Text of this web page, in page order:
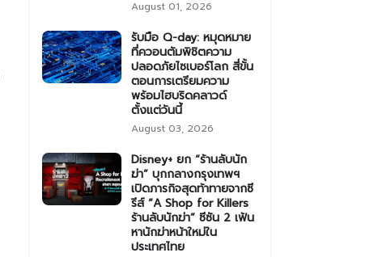
August 01, 2026
รับมือ Q-day: หมุดหมาย
ที่ควอนตัมพิชิตความ
ปลอดภัยไซเบอร์โลก สี่ขั้น
ตอนการเตรียมความ
พร้อมไฮบริดคลาวด์
ตั้งแต่วันนี้
August 03, 2026
Disney+ ยก “ร้านลับนัก
ฆ่า” บุกกลางกรุงเทพฯ
เปิดภารกิจสุดท้าทายจากซี
รีส์ “A Shop for Killers
ร้านลับนักฆ่า” ซีซัน 2 เฟ้น
หานักฆ่าหน้าใหม่ใน
ประเทศไทย